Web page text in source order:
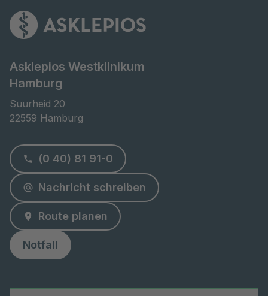
Asklepios Westklinikum
Hamburg
Suurheid 20
22559 Hamburg
(0 40) 81 91-0
Nachricht schreiben
Route planen
Notfall